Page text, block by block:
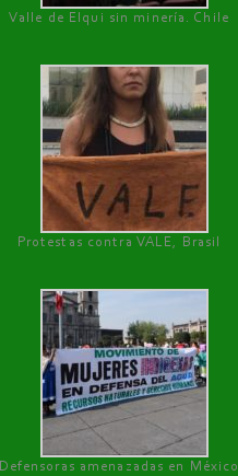
Valle de Elqui sin minería. Chile
Protestas contra VALE, Brasil
Defensoras amenazadas en México